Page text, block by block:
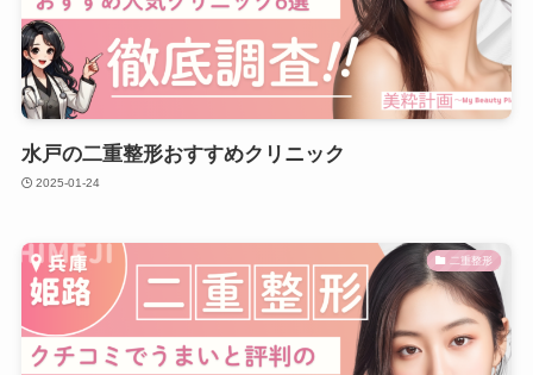
水戸の二重整形おすすめクリニック
2025-01-24
二重整形